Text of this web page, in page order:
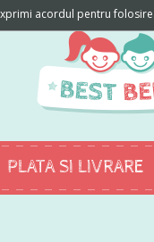
PLATA SI LIVRARE
acordul pentru